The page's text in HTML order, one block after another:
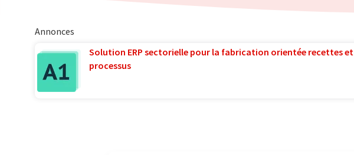
Annonces
Solution ERP sectorielle pour la fabrication orientée recettes et
processus